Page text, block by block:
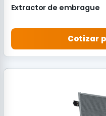
Extractor de embrague
Cotizar